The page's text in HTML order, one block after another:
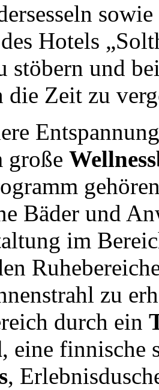
Hotels
stöbern und
die Zeit zu
große
Bäder und
im
zu
durch ein
, eine finnische
,